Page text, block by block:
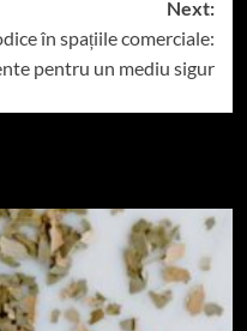
Next:
în spațiile comerciale:
pentru un mediu sigur